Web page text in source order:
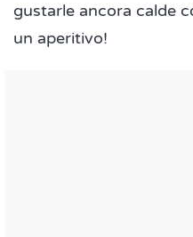
gustarle ancora calde
un aperitivo!